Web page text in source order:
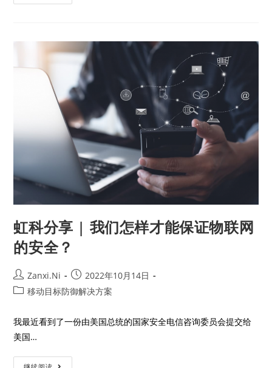
虹科分享 | 我们怎样才能保证物联网
的安全？
Zanxi.Ni
2022年10月14日
移动目标防御解决方案
我最近看到了一份由美国总统的国家安全电信咨询委员会提交给
美国…